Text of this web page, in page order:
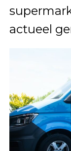
actueel